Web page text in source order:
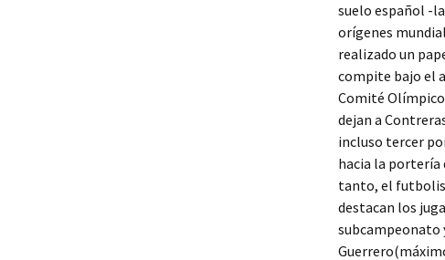
suelo español -
orígenes
realizado un
compite bajo el
Comité
dejan a
incluso tercer
hacia la portería
tanto, el
destacan los
subcampeonato